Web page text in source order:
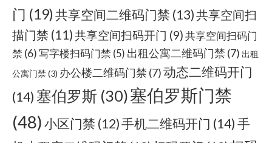
门 (19) 共享空间二维码门禁 (13)共享空间扫
描门禁 (11)共享空间扫码开门 (9)共享空间扫码门
禁 (6) 写字楼扫码门禁 (5) 出租公寓二维码门禁 (7) 出租
公寓门禁 (3) 办公楼二维码门禁 (7)动态二维码开门
(14) 塞伯罗斯 (30)塞伯罗斯门禁
(48) 小区门禁 (12)手机二维码开门 (14) 手